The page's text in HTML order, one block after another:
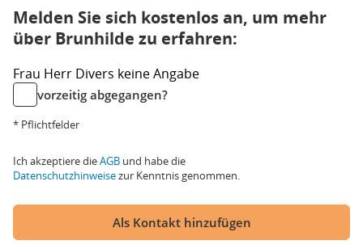
Melden Sie sich kostenlos an, um mehr
über Brunhilde zu erfahren:
Frau Herr Divers keine Angabe
vorzeitig abgegangen?
* Pflichtfelder
Ich akzeptiere dieAGB und habe die
Datenschutzhinweisezur Kenntnis genommen.
Als Kontakt hinzufügen